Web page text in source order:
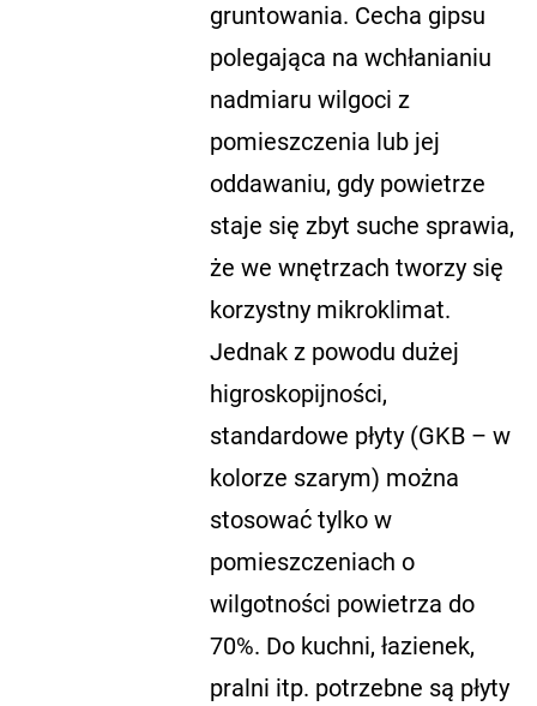
gruntowania. Cecha gipsu
polegająca na wchłanianiu
nadmiaru wilgoci z
pomieszczenia lub jej
oddawaniu, gdy powietrze
staje się zbyt suche sprawia,
że we wnętrzach tworzy się
korzystny mikroklimat.
Jednak z powodu dużej
higroskopijności,
standardowe płyty (GKB – w
kolorze szarym) można
stosować tylko w
pomieszczeniach o
wilgotności powietrza do
70%. Do kuchni, łazienek,
pralni itp. potrzebne są płyty